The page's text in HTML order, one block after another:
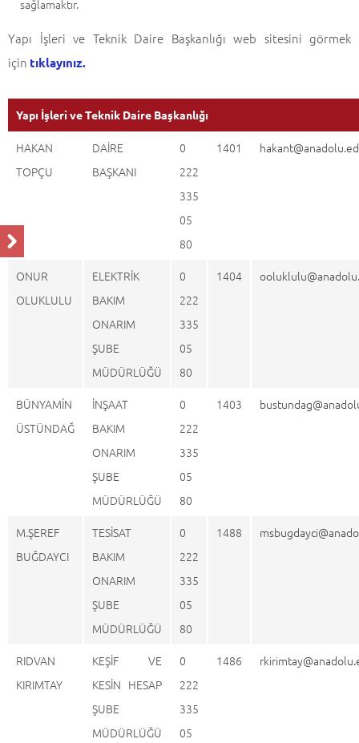
sağlamaktır.
Yapı İşleri ve Teknik Daire Başkanlığı web sitesini görmek
için tıklayınız.
Yapı İşleri ve Teknik Daire Başkanlığı
HAKAN
TOPÇU
DAİRE
BAŞKANI
0
222
335
05
80
1401
ONUR
OLUKLULU
ELEKTRİK
BAKIM
ONARIM
ŞUBE
MÜDÜRLÜĞÜ
0
222
335
05
80
1404
BÜNYAMİN
ÜSTÜNDAĞ
İNŞAAT
BAKIM
ONARIM
ŞUBE
MÜDÜRLÜĞÜ
0
222
335
05
80
1403
M.ŞEREF
BUĞDAYCI
TESİSAT
BAKIM
ONARIM
ŞUBE
MÜDÜRLÜĞÜ
0
222
335
05
80
1488
RIDVAN
KIRIMTAY
KEŞİF VE
KESİN HESAP
ŞUBE
MÜDÜRLÜĞÜ
0
222
335
05
1486